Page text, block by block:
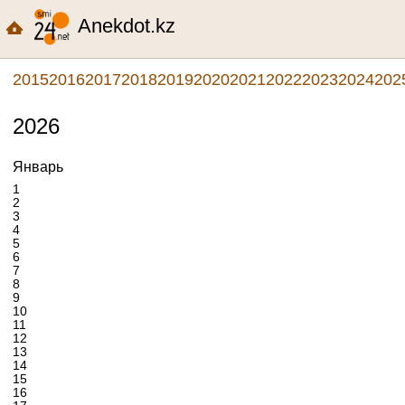
Anekdot.kz
2015201620172018201920202021202220232024
2026
Январь
1
2
3
4
5
6
7
8
9
10
11
12
13
14
15
16